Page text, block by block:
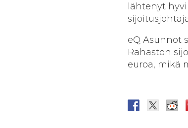
lähtenyt
eQ Asunnot
Rahaston
euroa, mikä